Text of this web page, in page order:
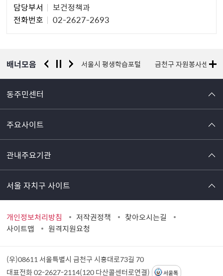
자
담당부서
보건정책과
전화번호
02-2627-2693
배너모음
경찰청 유실물 통합포털 서울시 평생학습포털 금천구 자원봉사센터
동주민센터
주요사이트
관내주요기관
서울 자치구 사이트
개인정보처리방침 저작권정책
찾아오시는길
사이트맵
원격지원요청
(우)08611 서울특별시 금천구 시흥대로73길 70
대표전화 02-2627-2114(120 다산콜센터로연결)
서울톡